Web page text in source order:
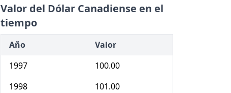
Valor del Dólar Canadiense en el
tiempo
Año
Valor
1997
100.00
1998
101.00